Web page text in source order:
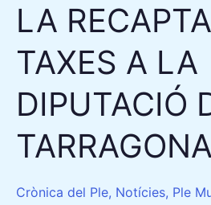
LA
TAXES A LA
DIPUTACIÓ
TARRAGONA
Crònica del Ple, Notícies, Ple
DE
TARRAGONA